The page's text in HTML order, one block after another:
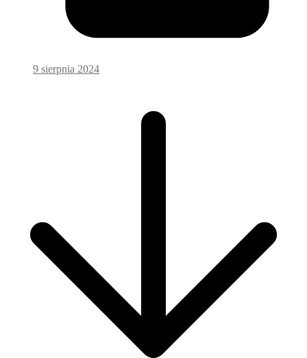
9 sierpnia 2024